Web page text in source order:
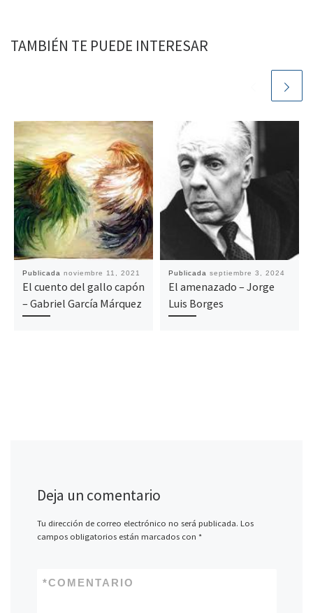
TAMBIÉN TE PUEDE INTERESAR
Publicada noviembre 11, 2021
El cuento del gallo capón
– Gabriel García Márquez
Publicada septiembre 3, 2024
El amenazado – Jorge
Luis Borges
Deja un comentario
Tu dirección de correo electrónico no será publicada. Los
campos obligatorios están marcados con *
COMENTARIO
*